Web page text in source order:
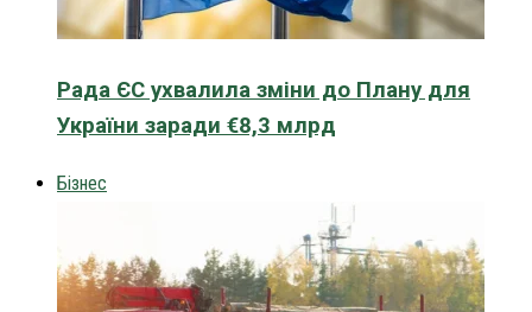
Рада ЄС ухвалила зміни до Плану для
України заради €8,3 млрд
Бізнес